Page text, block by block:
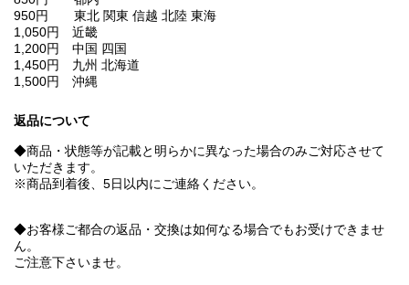
950円 東北 関東 信越 北陸 東海
1,050円 近畿
1,200円 中国 四国
1,450円 九州 北海道
1,500円 沖縄
返品について
◆商品・状態等が記載と明らかに異なった場合のみご対応させて
いただきます。
※商品到着後、5日以内にご連絡ください。
◆お客様ご都合の返品・交換は如何なる場合でもお受けできませ
ん。
ご注意下さいませ。